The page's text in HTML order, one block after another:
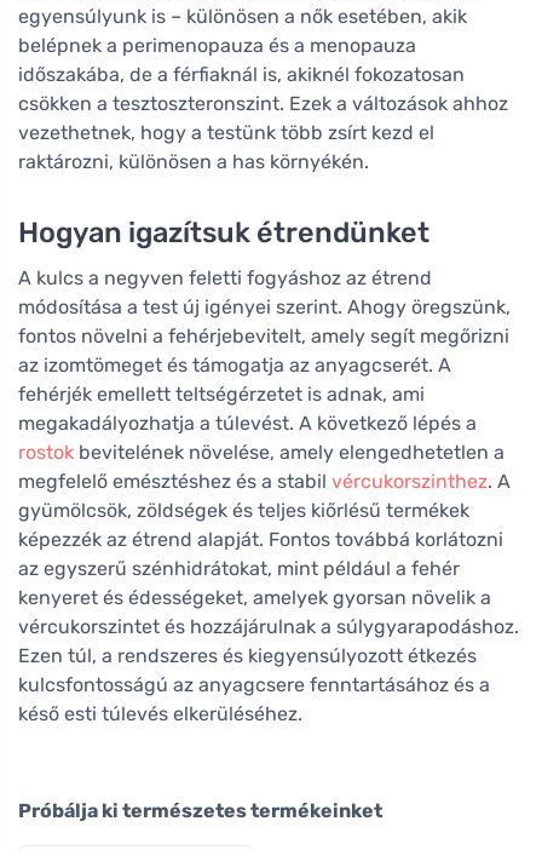
egyensúlyunk is – különösen a nők esetében, akik
belépnek a perimenopauza és a menopauza
időszakába, de a férfiaknál is, akiknél fokozatosan
csökken a tesztoszteronszint. Ezek a változások ahhoz
vezethetnek, hogy a testünk több zsírt kezd el
raktározni, különösen a has környékén.
Hogyan igazítsuk étrendünket
A kulcs a negyven feletti fogyáshoz az étrend
módosítása a test új igényei szerint. Ahogy öregszünk,
fontos növelni a fehérjebevitelt, amely segít megőrizni
az izomtömeget és támogatja az anyagcserét. A
fehérjék emellett teltségérzetet is adnak, ami
megakadályozhatja a túlevést. A következő lépés a
rostok bevitelének növelése, amely elengedhetetlen a
megfelelő emésztéshez és a stabil vércukorszinthez. A
gyümölcsök, zöldségek és teljes kiőrlésű termékek
képezzék az étrend alapját. Fontos továbbá korlátozni
az egyszerű szénhidrátokat, mint például a fehér
kenyeret és édességeket, amelyek gyorsan növelik a
vércukorszintet és hozzájárulnak a súlygyarapodáshoz.
Ezen túl, a rendszeres és kiegyensúlyozott étkezés
kulcsfontosságú az anyagcsere fenntartásához és a
késő esti túlevés elkerüléséhez.
Próbálja ki természetes termékeinket